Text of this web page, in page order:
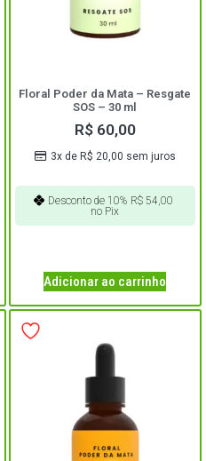
Floral Poder da Mata – Resgate
SOS – 30 ml
R$60,00
3x de R$ 20,00 sem juros
Desconto de 10% R$54,00
no Pix
Adicionar ao carrinho